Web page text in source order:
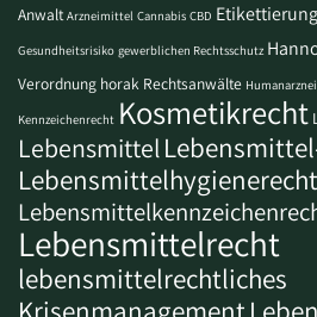
Anwalt Arzneimittel Cannabis CBD Etikettierung
Gesundheitsrisiko gewerblichen Rechtsschutz
Verordnung horak Rechtsanwälte
Kennzeichenrecht Kosmetikrecht
Lebensmittel
Lebensmittelhygienerecht
Lebensmittelrecht
lebensmittelrechtliches